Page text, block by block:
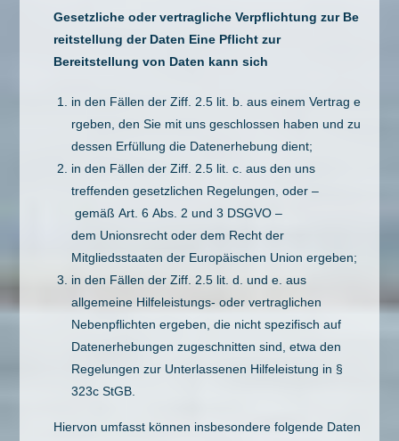
Gesetzliche oder vertragliche Verpflichtung zur Be
reitstellung der Daten Eine Pflicht zur
Bereitstellung von Daten kann sich
in den Fällen der Ziff. 2.5 lit. b. aus einem Vertrag e
rgeben, den Sie mit uns geschlossen haben und zu
dessen Erfüllung die Datenerhebung dient;
in den Fällen der Ziff. 2.5 lit. c. aus den uns
treffenden gesetzlichen Regelungen, oder –
gemäß Art. 6 Abs. 2 und 3 DSGVO –
dem Unionsrecht oder dem Recht der
Mitgliedsstaaten der Europäischen Union ergeben;
in den Fällen der Ziff. 2.5 lit. d. und e. aus
allgemeine Hilfeleistungs- oder vertraglichen
Nebenpflichten ergeben, die nicht spezifisch auf
Datenerhebungen zugeschnitten sind, etwa den
Regelungen zur Unterlassenen Hilfeleistung in §
323c StGB.
Hiervon umfasst können insbesondere folgende Daten